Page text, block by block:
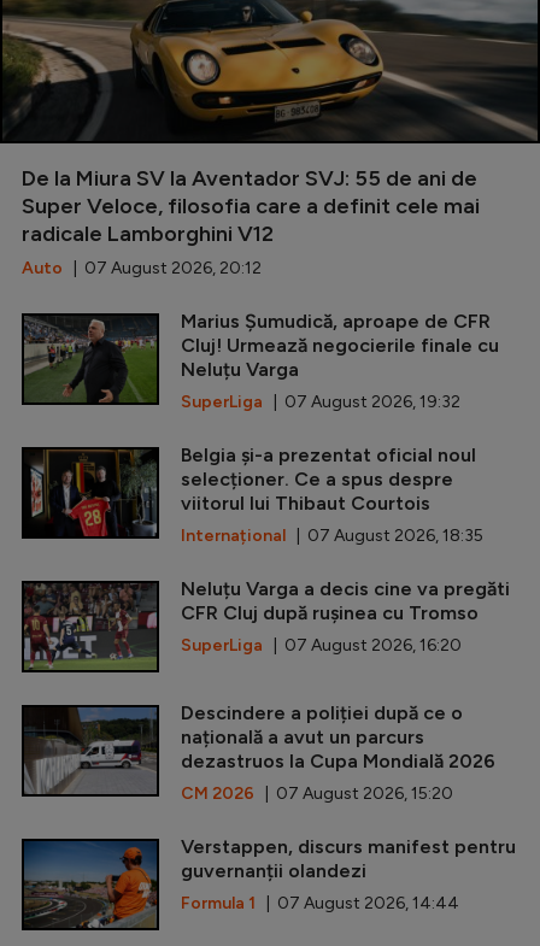
De la Miura SV la Aventador SVJ: 55 de ani de
Super Veloce, filosofia care a definit cele mai
radicale Lamborghini V12
Auto | 07 August 2026, 20:12
Marius Șumudică, aproape de CFR
Cluj! Urmează negocierile finale cu
Neluțu Varga
SuperLiga | 07 August 2026, 19:32
Belgia și-a prezentat oficial noul
selecționer. Ce a spus despre
viitorul lui Thibaut Courtois
Internațional | 07 August 2026, 18:35
Neluțu Varga a decis cine va pregăti
CFR Cluj după rușinea cu Tromso
SuperLiga | 07 August 2026, 16:20
Descindere a poliției după ce o
națională a avut un parcurs
dezastruos la Cupa Mondială 2026
CM 2026 | 07 August 2026, 15:20
Verstappen, discurs manifest pentru
guvernanții olandezi
Formula 1 | 07 August 2026, 14:44